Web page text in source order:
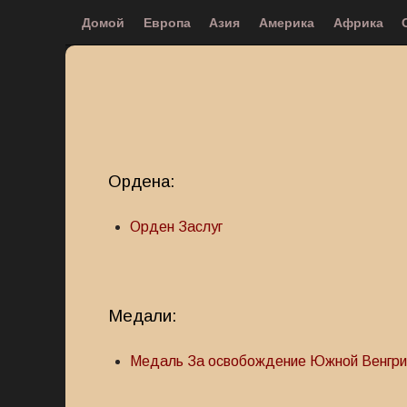
Домой Европа Азия Америка Африка
Ордена:
Орден Заслуг
Медали:
Медаль За освобождение Южной